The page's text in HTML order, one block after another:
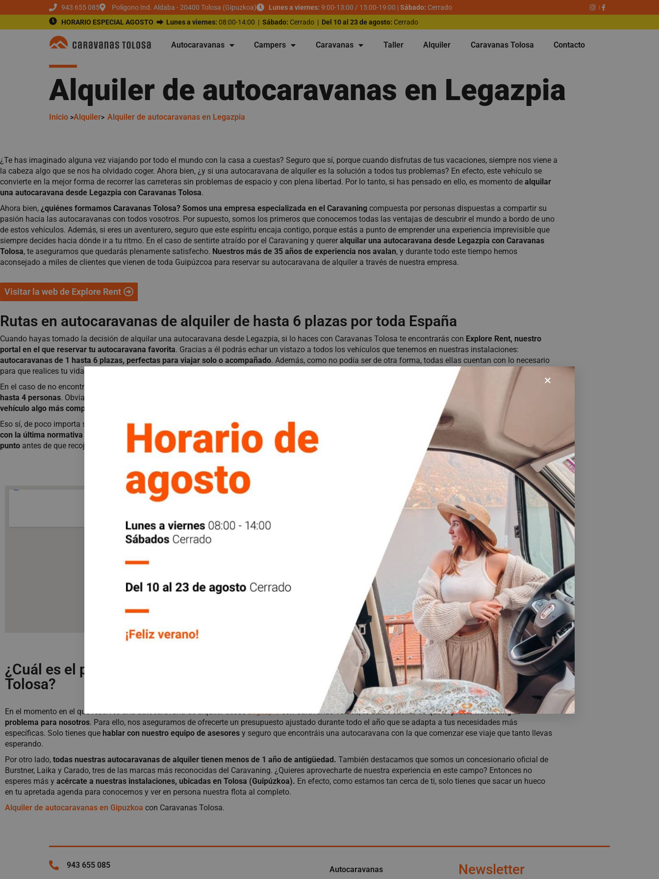
943 655 085 Polígono Ind. Aldaba - 20400 Tolosa (Gipuzkoa) Lunes a viernes: 9:00-13:00 / 15:00-19:00 |Sábado: Cerrado
HORARIO ESPECIAL AGOSTO ⮕ Lunes a viernes: 08:00-14:00 | Sábado: Cerrado | Del 10 al 23 de agosto: Cerrado
Autocaravanas Campers Caravanas Taller Alquiler Caravanas Tolosa Contacto
Alquiler de autocaravanas en Legazpia
Inicio >Alquiler> Alquiler de autocaravanas en Legazpia
¿Te has imaginado alguna vez viajando por todo el mundo con la casa a cuestas? Seguro que sí, porque cuando disfrutas de tus vacaciones, siempre nos viene a
la cabeza algo que se nos ha olvidado coger. Ahora bien, ¿y si una autocaravana de alquiler es la solución a todos tus problemas? En efecto, este vehículo se
convierte en la mejor forma de recorrer las carreteras sin problemas de espacio y con plena libertad. Por lo tanto, si has pensado en ello, es momento de alquilar
una autocaravana desde Legazpia con Caravanas Tolosa.
Ahora bien, ¿quiénes formamos Caravanas Tolosa? Somos una empresa especializada en el Caravaning compuesta por personas dispuestas a compartir su
pasión hacia las autocaravanas con todos vosotros. Por supuesto, somos los primeros que conocemos todas las ventajas de descubrir el mundo a bordo de uno
de estos vehículos. Además, si eres un aventurero, seguro que este espíritu encaja contigo, porque estás a punto de emprender una experiencia imprevisible que
siempre decides hacia dónde ir a tu ritmo. En el caso de sentirte atraído por el Caravaning y querer alquilar una autocaravana desde Legazpia con Caravanas
Tolosa, te aseguramos que quedarás plenamente satisfecho. Nuestros más de 35 años de experiencia nos avalan, y durante todo este tiempo hemos
aconsejado a miles de clientes que vienen de toda Guipúzcoa para reservar su autocaravana de alquiler a través de nuestra empresa.
Visitar la web de Explore Rent
Rutas en autocaravanas de alquiler de hasta 6 plazas por toda España
Cuando hayas tomado la decisión de alquilar una autocaravana desde Legazpia, si lo haces con Caravanas Tolosa te encontrarás con Explore Rent, nuestro
portal en el que reservar tu autocaravana favorita. Gracias a él podrás echar un vistazo a todos los vehículos que tenemos en nuestras instalaciones:
autocaravanas de 1 hasta 6 plazas, perfectas para viajar solo o acompañado. Además, como no podía ser de otra forma, todas ellas cuentan con lo necesario
para que realices tu vida con normalidad en el interior.
En el caso de no encontrar una autocaravana que te convenza, puedes recurrir también a nuestra colección de
furgonetas camper de alquiler con capacidad de
hasta 4 personas. Obviamente, también vivirás con ellas una experiencia Camping-Caravaning, con todas las comodidades de una autocaravana, pero en
vehículo algo más compacto
Eso sí, de poco importa si acabas reservando una autocaravana o una furgoneta camper de alquiler, porque en ambos casos te llevarás
con la última normativa en materia de seguridad. Para ello, nuestro equipo técnico, experto en este tipo de vehículos, llevará a cabo
una revisión y puesta a
punto antes de que recojas la autocaravana de nuestras instalaciones.
¿Cuál es el precio de alquilar una autocaravana desde Legazpia con Caravanas
Tolosa?
En el momento en el que reserves una autocaravana de alquiler desdeLegazpiacon Caravanas Tolosa, te darás cuenta de queel precio no es ningún
problema para nosotros. Para ello, nos aseguramos de ofrecerte un presupuesto ajustado durante todo el año que se adapta a tus necesidades más
específicas. Solo tienes que hablar con nuestro equipo de asesores y seguro que encontráis una autocaravana con la que comenzar ese viaje que tanto llevas
esperando.
Por otro lado, todas nuestras autocaravanas de alquiler tienen menos de 1 año de antigüedad. También destacamos que somos un concesionario oficial de
Burstner, Laika y Carado, tres de las marcas más reconocidas del Caravaning. ¿Quieres aprovecharte de nuestra experiencia en este campo? Entonces no
esperes más y acércate a nuestras instalaciones, ubicadas en Tolosa (Guipúzkoa). En efecto, como estamos tan cerca de ti, solo tienes que sacar un hueco
en tu apretada agenda para conocernos y ver en persona nuestra flota al completo.
Alquiler de autocaravanas en Gipuzkoa con Caravanas Tolosa.
943 655 085 Autocaravanas Newsletter